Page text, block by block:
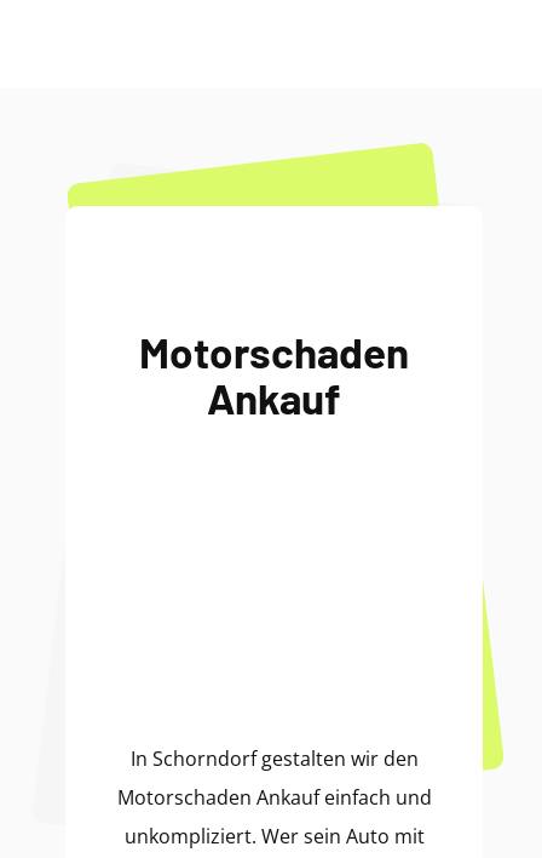
Motorschaden
Ankauf
In Schorndorf gestalten wir den
Motorschaden Ankauf einfach und
unkompliziert. Wer sein Auto mit